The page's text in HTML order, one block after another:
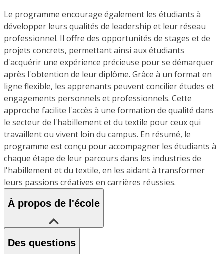
Le programme encourage également les étudiants à
développer leurs qualités de leadership et leur réseau
professionnel. Il offre des opportunités de stages et de
projets concrets, permettant ainsi aux étudiants
d'acquérir une expérience précieuse pour se démarquer
après l'obtention de leur diplôme. Grâce à un format en
ligne flexible, les apprenants peuvent concilier études et
engagements personnels et professionnels. Cette
approche facilite l'accès à une formation de qualité dans
le secteur de l'habillement et du textile pour ceux qui
travaillent ou vivent loin du campus. En résumé, le
programme est conçu pour accompagner les étudiants à
chaque étape de leur parcours dans les industries de
l'habillement et du textile, en les aidant à transformer
leurs passions créatives en carrières réussies.
À propos de l'école
Des questions